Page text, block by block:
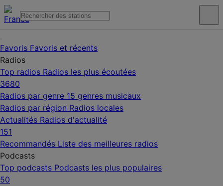
Favoris Favoris et récents
Radios
Top radios Radios les plus écoutées
3680
Radios par genre 15 genres musicaux
Radios par région Radios locales
Actualités Radios d'actualité
151
Recommandés Liste des meilleures radios
Podcasts
Top podcasts Podcasts les plus populaires
50